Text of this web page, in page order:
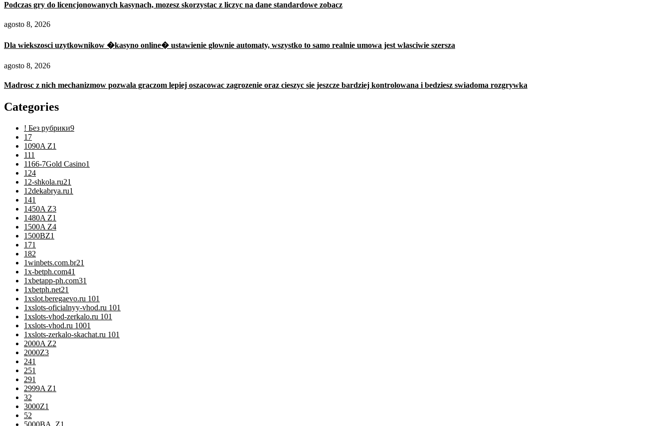
Podczas gry do licencjonowanych kasynach, mozesz skorzystac z liczyc na dane standardowe zobacz
agosto 8, 2026
Dla wiekszosci uzytkownikow �kasyno online� ustawienie glownie automaty, wszystko to samo realnie umowa jest wlasciwie szersza
agosto 8, 2026
Madrosc z nich mechanizmow pozwala graczom lepiej oszacowac zagrozenie oraz cieszyc sie jeszcze bardziej kontrolowana i bedziesz swiadoma rozgrywka
Categories
! Без рубрики9
1 7
1090A Z1
111
1166-7Gold Casino1
124
12-shkola.ru21
12dekabrya.ru1
141
1450A Z3
1480A Z1
1500A Z4
1500BZ1
171
182
1winbets.com.br21
1x-betph.com41
1xbetapp-ph.com31
1xbetph.net21
1xslot.beregaevo.ru 101
1xslots-oficialnyy-vhod.ru 101
1xslots-vhod-zerkalo.ru 101
1xslots-vhod.ru 1001
1xslots-zerkalo-skachat.ru 101
2000A Z2
2000Z3
241
251
291
2999A Z1
32
3000Z1
52
5000BA_Z1